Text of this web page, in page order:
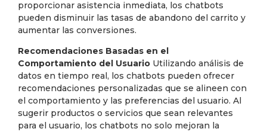
proporcionar asistencia inmediata, los chatbots
pueden disminuir las tasas de abandono del carrito y
aumentar las conversiones.
Recomendaciones Basadas en el
Comportamiento del Usuario Utilizando análisis de
datos en tiempo real, los chatbots pueden ofrecer
recomendaciones personalizadas que se alineen con
el comportamiento y las preferencias del usuario. Al
sugerir productos o servicios que sean relevantes
para el usuario, los chatbots no solo mejoran la